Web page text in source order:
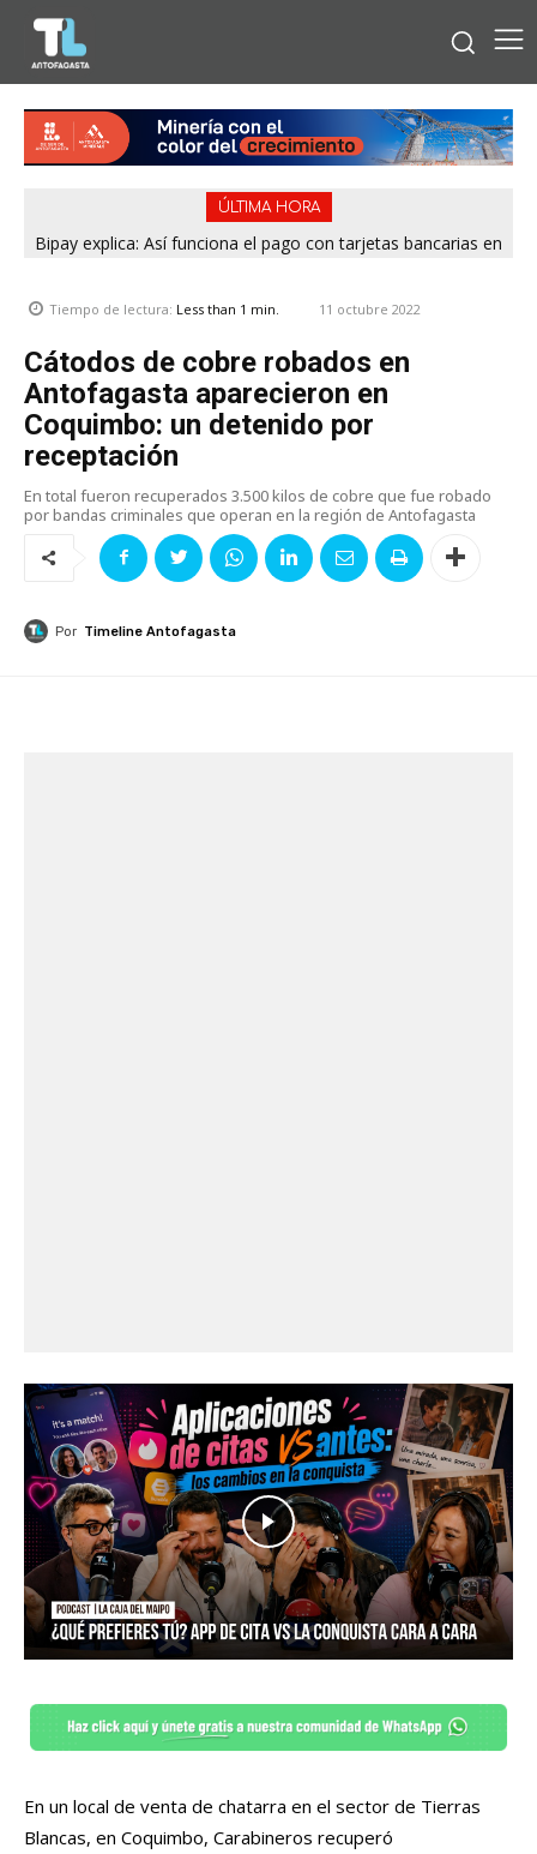
ÚLTIMA HORA
Bipay explica: Así funciona el pago con tarjetas bancarias en
Tiempo de lectura: Less than 1 min. 11 octubre 2022
Cátodos de cobre robados en
Antofagasta aparecieron en
Coquimbo: un detenido por
receptación
En total fueron recuperados 3.500 kilos de cobre que fue robado
por bandas criminales que operan en la región de Antofagasta
Por Timeline Antofagasta
En un local de venta de chatarra en el sector de Tierras
Blancas, en Coquimbo, Carabineros recuperó